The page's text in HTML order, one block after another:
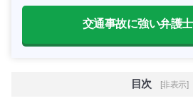
交通事故に強い弁護
目次 [非表示]